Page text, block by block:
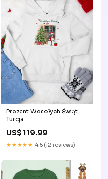
Prezent Wesołych Świąt
Turcja
US$ 119.99
★★★★★ 4.5 (12 reviews)